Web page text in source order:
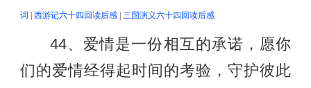
词 西游记六十四回读后感| 三国演义六十四回读后感
44、爱情是一份相互的承诺，愿你
们的爱情经得起时间的考验，守护彼此